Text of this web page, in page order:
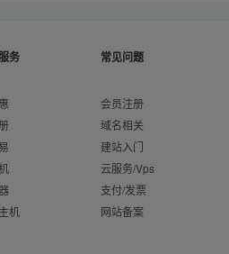
务
机
常见问题
会员注册
域名相关
建站入门
云服务/Vps
支付/发票
网站备案